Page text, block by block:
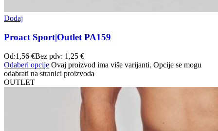
Dodaj
Proact Sport|Outlet PA159
Od:1,56 €Bez pdv: 1,25 €
Odaberi opcije Ovaj proizvod ima više varijanti. Opcije se mogu
odabrati na stranici proizvoda
OUTLET